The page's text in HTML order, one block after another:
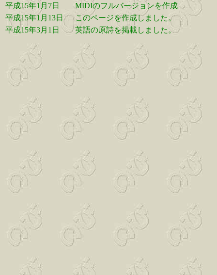
平成15年1月7日
MIDIのフルバージョンを作成
平成15年1月13日
このページを作成しました。
平成15年3月1日
英語の原詩を掲載しました。